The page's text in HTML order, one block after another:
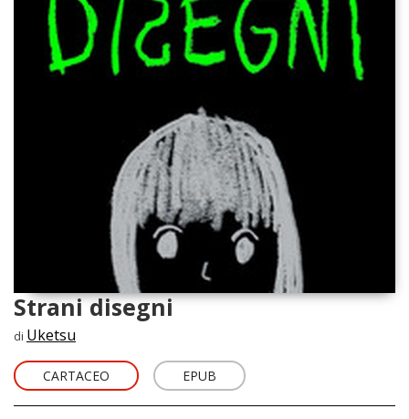
Strani disegni
di Uketsu
CARTACEO EPUB